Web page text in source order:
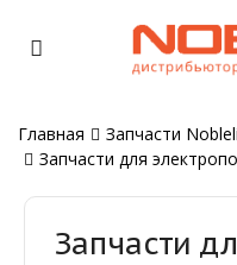
Главная
Запчасти
Запчасти для
Запчасти